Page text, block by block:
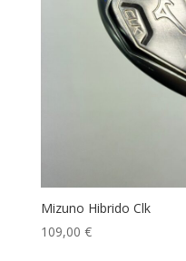
Mizuno Hibrido Clk
109,00 €